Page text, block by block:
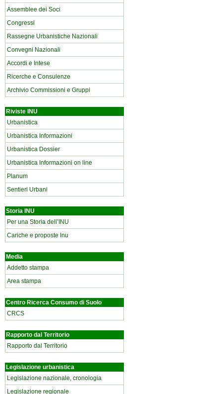
Assemblee dei Soci
Congressi
Rassegne Urbanistiche Nazionali
Convegni Nazionali
Accordi e Intese
Ricerche e Consulenze
Archivio Commissioni e Gruppi
Riviste INU
Urbanistica
Urbanistica Informazioni
Urbanistica Dossier
Urbanistica Informazioni on line
Planum
Sentieri Urbani
Storia INU
Per una Storia dell’INU
Cariche e proposte Inu
Media
Addetto stampa
Area stampa
Centro Ricerca Consumo di Suolo
CRCS
Rapporto dal Territorio
Rapporto dal Territorio
Legislazione urbanistica
Legislazione nazionale, cronologia
Legislazione regionale